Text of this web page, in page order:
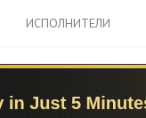
ИСПОЛНИТЕЛИ